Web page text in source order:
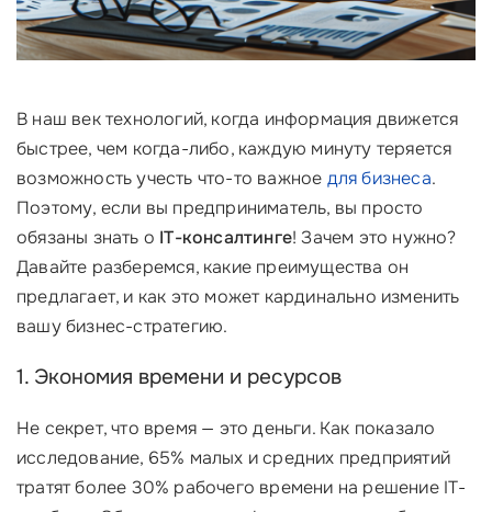
В наш век технологий, когда информация движется
быстрее, чем когда-либо, каждую минуту теряется
возможность учесть что-то важное для бизнеса.
Поэтому, если вы предприниматель, вы просто
обязаны знать о IT-консалтинге! Зачем это нужно?
Давайте разберемся, какие преимущества он
предлагает, и как это может кардинально изменить
вашу бизнес-стратегию.
1. Экономия времени и ресурсов
Не секрет, что время — это деньги. Как показало
исследование, 65% малых и средних предприятий
тратят более 30% рабочего времени на решение IT-